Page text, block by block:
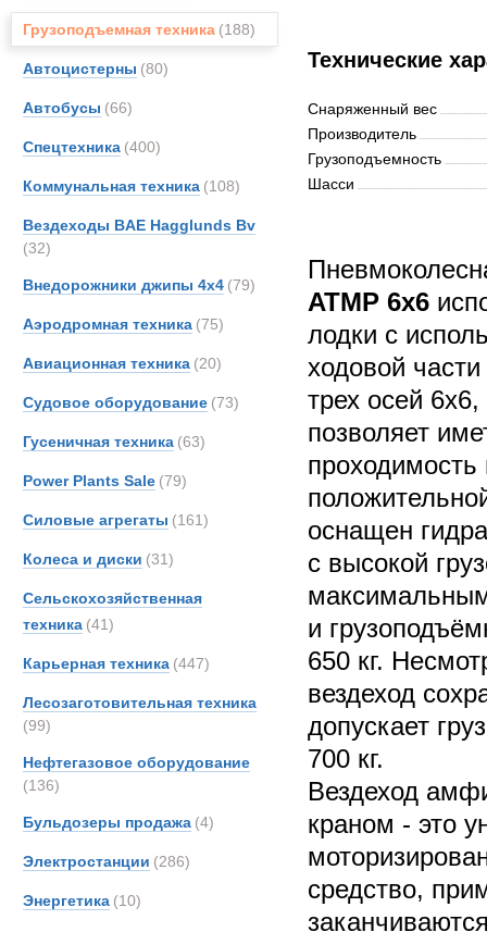
Грузоподъемная техника (188)
Автоцистерны (80)
Автобусы (66)
Спецтехника (400)
Коммунальная техника (108)
Вездеходы BAE Hagglunds Bv
(32)
Внедорожники джипы 4х4 (79)
Аэродромная техника (75)
Авиационная техника (20)
Судовое оборудование (73)
Гусеничная техника (63)
Power Plants Sale (79)
Силовые агрегаты (161)
Колеса и диски (31)
Сельскохозяйственная
техника (41)
Карьерная техника (447)
Лесозаготовительная техника
(99)
Нефтегазовое оборудование
(136)
Бульдозеры продажа (4)
Электростанции (286)
Энергетика (10)
Технические
Снаряженный вес
Производитель
Грузоподъемность
Шасси
ATMP 6x6
лодки с
ходовой
трех осей
позволяет
оснащен
с высокой
и
650 кг.
вездеход
допускает
700 кг.
Вездеход
краном - это
средство,